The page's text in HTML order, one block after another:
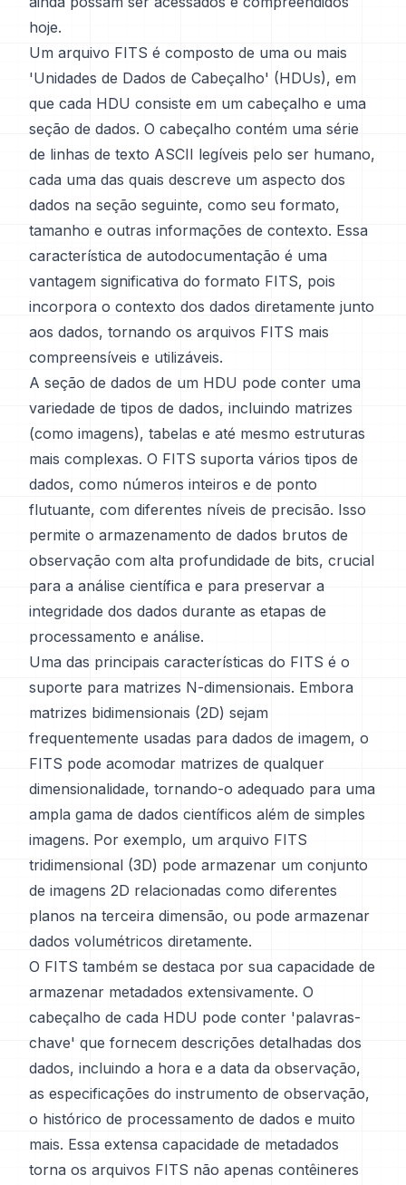
hoje.
Um arquivo FITS é composto de uma ou mais
'Unidades de Dados de Cabeçalho' (HDUs), em
que cada HDU consiste em um cabeçalho e uma
seção de dados. O cabeçalho contém uma série
de linhas de texto ASCII legíveis pelo ser humano,
cada uma das quais descreve um aspecto dos
dados na seção seguinte, como seu formato,
tamanho e outras informações de contexto. Essa
característica de autodocumentação é uma
vantagem significativa do formato FITS, pois
incorpora o contexto dos dados diretamente junto
aos dados, tornando os arquivos FITS mais
compreensíveis e utilizáveis.
A seção de dados de um HDU pode conter uma
variedade de tipos de dados, incluindo matrizes
(como imagens), tabelas e até mesmo estruturas
mais complexas. O FITS suporta vários tipos de
dados, como números inteiros e de ponto
flutuante, com diferentes níveis de precisão. Isso
permite o armazenamento de dados brutos de
observação com alta profundidade de bits, crucial
para a análise científica e para preservar a
integridade dos dados durante as etapas de
processamento e análise.
Uma das principais características do FITS é o
suporte para matrizes N-dimensionais. Embora
matrizes bidimensionais (2D) sejam
frequentemente usadas para dados de imagem, o
FITS pode acomodar matrizes de qualquer
dimensionalidade, tornando-o adequado para uma
ampla gama de dados científicos além de simples
imagens. Por exemplo, um arquivo FITS
tridimensional (3D) pode armazenar um conjunto
de imagens 2D relacionadas como diferentes
planos na terceira dimensão, ou pode armazenar
dados volumétricos diretamente.
O FITS também se destaca por sua capacidade de
armazenar metadados extensivamente. O
cabeçalho de cada HDU pode conter 'palavras-
chave' que fornecem descrições detalhadas dos
dados, incluindo a hora e a data da observação,
as especificações do instrumento de observação,
o histórico de processamento de dados e muito
mais. Essa extensa capacidade de metadados
torna os arquivos FITS não apenas contêineres